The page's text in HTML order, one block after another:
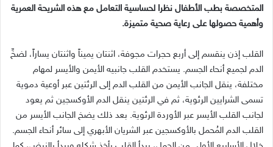
المتخصصة بطب الأطفال نظرا لحساسية التعامل مع هذه الشريحة العمرية
وأهمية حصولها على رعاية صحية متميزة.
القلب إذن ينقسم إلى أربع حجرات مجوفة، اثنتان يميناً واثنتان يساراً، لضخِّ
الدم لجميع أنحاء الجسم. يستخدم القلب جانبيه الأيمن والأيسر لمهام
مختلفة، ينقل الجانب الأيمن من القلب الدم إلى الرئتين عبر أوعية دموية
تسمى الشرايين الرئوية، ثم في الرئتين ينقل الدم الأوكسجين ثم يعود
لجانب القلب الأيسر عبر الأوردة الرئوية. بعد ذلك يضخ الجانب الأيسر من
القلب الدم المُحمل بالأوكسجين عبر الشريان الأبهري إلى سائر أنحاء الجسم.